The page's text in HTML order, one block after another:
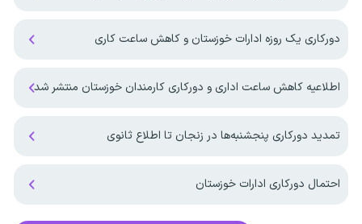
دورکاری یک روزه ادارات خوزستان و کاهش ساعت کاری
اطلاعیه کاهش ساعت اداری و دورکاری کارمندان خوزستان منتشر شد
تمدید دورکاری پنجشنبه‌ها در زنجان تا اطلاع ثانوی
احتمال دورکاری ادارات خوزستان